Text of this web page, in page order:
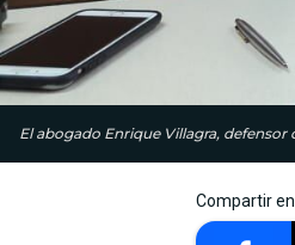
El abogado Enrique Villagra, defensor
Compartir